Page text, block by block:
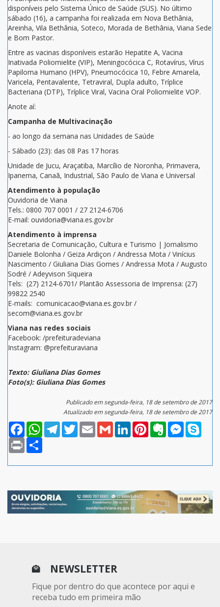
disponíveis pelo Sistema Único de Saúde (SUS). No último
sábado (16), a campanha foi realizada em Nova Bethânia,
Areinha, Vila Bethânia, Soteco, Morada de Bethânia, Viana Sede
e Bom Pastor.
Entre as vacinas disponíveis estarão Hepatite A, Vacina
Inativada Poliomielite (VIP), Meningocócica C, Rotavírus, Vírus
Papiloma Humano (HPV), Pneumocócica 10, Febre Amarela,
Varicela, Pentavalente, Tetraviral, Dupla adulto, Tríplice
Bacteriana (DTP), Tríplice Viral, Vacina Oral Poliomielite VOP.
Anote aí:
Campanha de Multivacinação
- ao longo da semana nas Unidades de Saúde
- Sábado (23): das 08 Pas 17 horas
Unidade de Jucu, Araçatiba, Marcílio de Noronha, Primavera,
Ipanema, Canaã, Industrial, São Paulo de Viana e Universal
Atendimento à população
Ouvidoria de Viana
Tels.: 0800 707 0001 / 27 2124-6706
E-mail: ouvidoria@viana.es.gov.br
Atendimento à imprensa
Secretaria de Comunicação, Cultura e Turismo | Jornalismo
Daniele Bolonha / Geiza Ardiçon / Andressa Mota / Vinícius
Nascimento / Giuliana Dias Gomes / Andressa Mota / Augusto
Sodré / Adeyvison Siqueira
Tels: (27) 2124-6701/ Plantão Assessoria de Imprensa: (27)
99822 2540
E-mails: comunicacao@viana.es.gov.br /
secom@viana.es.gov.br
Viana nas redes sociais
Facebook: /prefeituradeviana
Instagram: @prefeituraviana
Texto: Giuliana Dias Gomes
Foto(s): Giuliana Dias Gomes
Publicado em segunda-feira, 18 de setembro de 2017
Atualizado em segunda-feira, 18 de setembro de 2017
FacebookWhatsAppTelegramTwitterEmail Gmail LinkedInPinterestEvernoteMessenger
Print
NEWSLETTER
Fique por dentro do que acontece por aqui e
receba tudo em primeira mão